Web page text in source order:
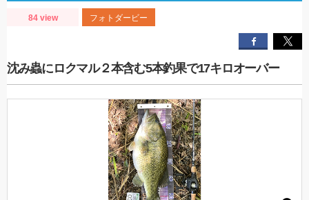
84 view フォトダービー
沈み蟲にロクマル２本含む5本釣果で17キロオーバー